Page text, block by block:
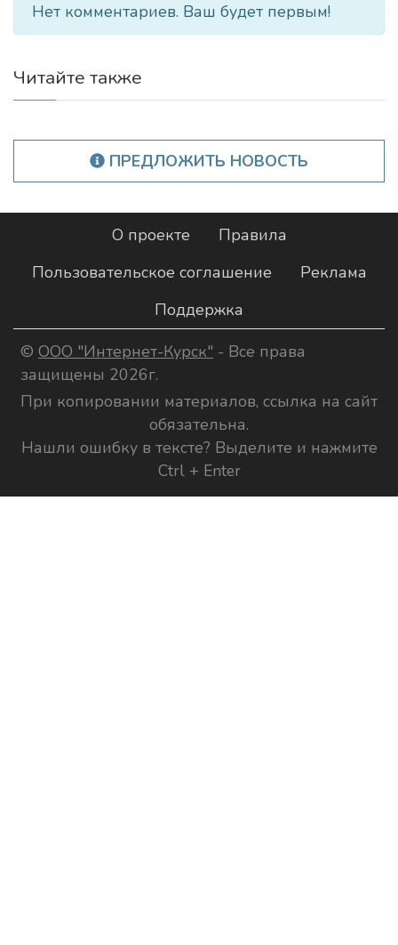
Нет комментариев. Ваш будет первым!
Читайте также
ПРЕДЛОЖИТЬ НОВОСТЬ
О проекте
Правила
Пользовательское соглашение
Реклама
Поддержка
© ООО "Интернет-Курск" - Все права
защищены 2026г.
При копировании материалов, ссылка на сайт
обязательна.
Нашли ошибку в тексте? Выделите и нажмите
Ctrl + Enter